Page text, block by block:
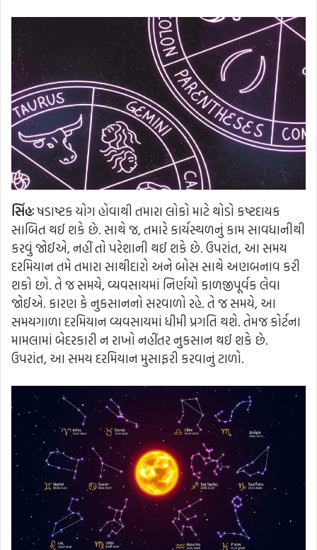
સિંહઃષડાષ્ટક યોગ હોવાથી તમારા લોકો માટે થોડો કષ્ટદાયક
સાબિત થઈ શકે છે. સાથે જ, તમારે કાર્યસ્થળનું કામ સાવધાનીથી
કરવું જોઈએ, નહીં તો પરેશાની થઈ શકે છે. ઉપરાંત, આ સમય
દરમિયાન તમે તમારા સાથીદારો અને બોસ સાથે અણબનાવ કરી
શકો છો. તે જ સમયે, વ્યવસાયમાં નિર્ણયો કાળજીપૂર્વક લેવા
જોઈએ. કારણ કે નુકસાનનો સરવાળો રહે. તે જ સમયે, આ
સમયગાળા દરમિયાન વ્યવસાયમાં ધીમી પ્રગતિ થશે. તેમજ કોર્ટના
મામલામાં બેદરકારી ન રાખો નહીંતર નુકસાન થઈ શકે છે.
ઉપરાંત, આ સમય દરમિયાન મુસાફરી કરવાનું ટાળો.